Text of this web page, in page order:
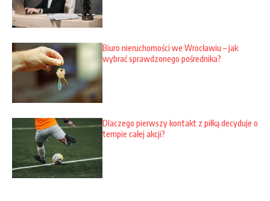
Biuro nieruchomości we Wrocławiu – jak
wybrać sprawdzonego pośrednika?
Dlaczego pierwszy kontakt z piłką decyduje o
tempie całej akcji?